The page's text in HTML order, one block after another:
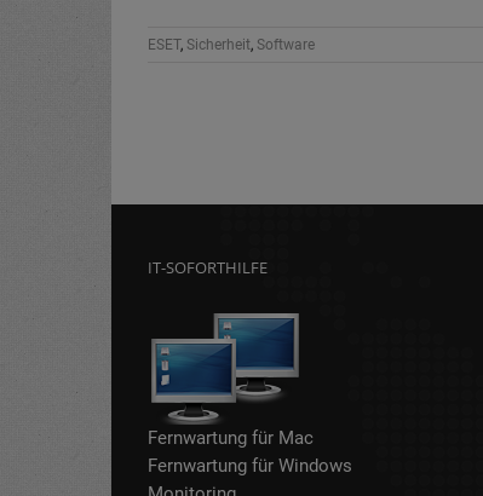
ESET, Sicherheit, Software
IT-SOFORTHILFE
Fernwartung für Mac
Fernwartung für Windows